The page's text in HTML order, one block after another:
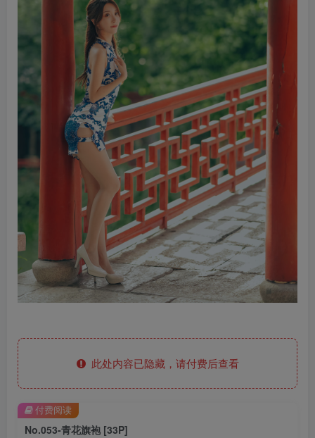
此处内容已隐藏，请付费后查看
No.053-青花旗袍 [33P]
付费阅读